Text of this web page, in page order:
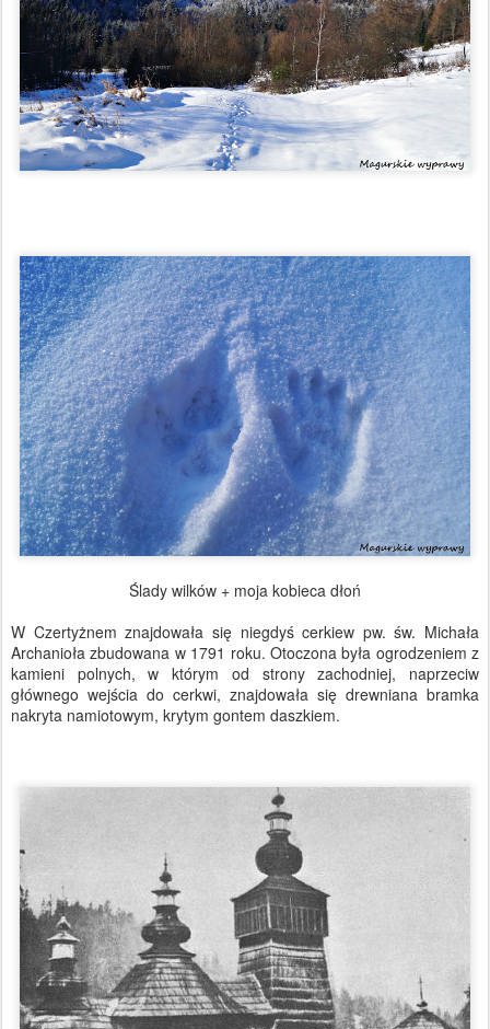
Ślady wilków + moja kobieca dłoń
W Czertyżnem znajdowała się niegdyś cerkiew pw. św. Michała
Archanioła zbudowana w 1791 roku. Otoczona była ogrodzeniem z
kamieni polnych, w którym od strony zachodniej, naprzeciw
głównego wejścia do cerkwi, znajdowała się drewniana bramka
nakryta namiotowym, krytym gontem daszkiem.